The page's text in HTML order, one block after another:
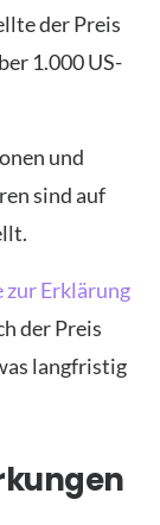
der Preis
1.000 US-
und
sind auf
zur Erklärung
der Preis
langfristig